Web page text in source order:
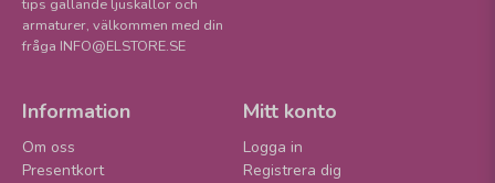
tips gällande ljuskällor och
armaturer, välkommen med din
fråga INFO@ELSTORE.SE
Information
Om oss
Presentkort
Mitt konto
Logga in
Registrera dig